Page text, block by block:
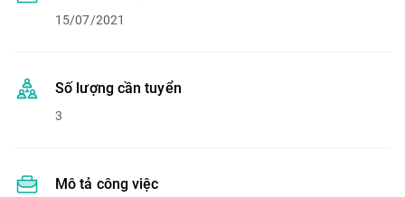
15/07/2021
Số lượng cần tuyển
3
Mô tả công việc